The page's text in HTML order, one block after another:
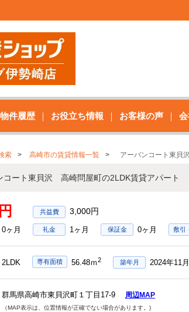
件履歴 お役立ち情報 お客様の声
索 高崎市の賃貸情報一覧 アーバンコート東貝
コート東貝沢 高崎問屋町の2LDK賃貸アパート
3,000円
0ヶ月 礼金 1ヶ月 保証金 0ヶ月 敷引
2LDK 専有面積 56.48ｍ2 築年月 2024年11
群馬県高崎市東貝沢町１丁目17-9 周辺MAP
（MAP表示は、位置情報が正確でない場合があります。)